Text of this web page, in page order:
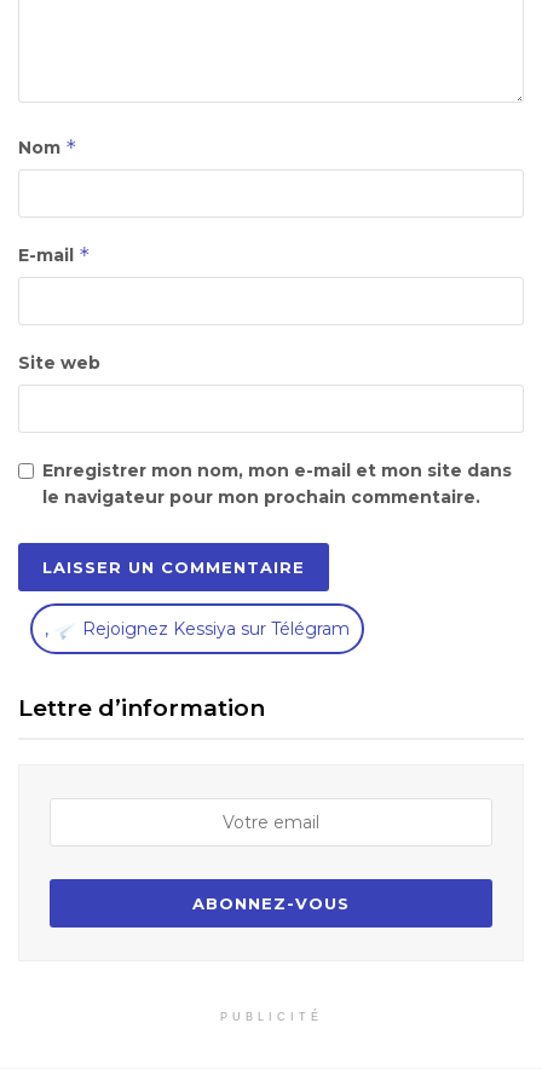
Nom *
E-mail *
Site web
Enregistrer mon nom, mon e-mail et mon site dans
le navigateur pour mon prochain commentaire.
, Rejoignez Kessiya sur Télégram
Lettre d’information
PUBLICITÉ